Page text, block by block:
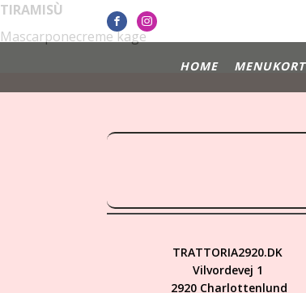
HOME MENUKORT
TIRAMISÙ
Mascarponecreme kage
TRATTORIA2920.DK
Vilvordevej 1
2920 Charlottenlund